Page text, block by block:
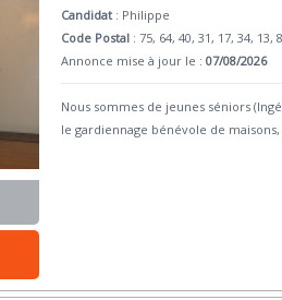
Candidat : Philippe
Code Postal : 75, 64, 40, 31, 17, 34, 13,
Annonce mise à jour le :07/08/2026
Nous sommes de jeunes séniors
le gardiennage bénévole de